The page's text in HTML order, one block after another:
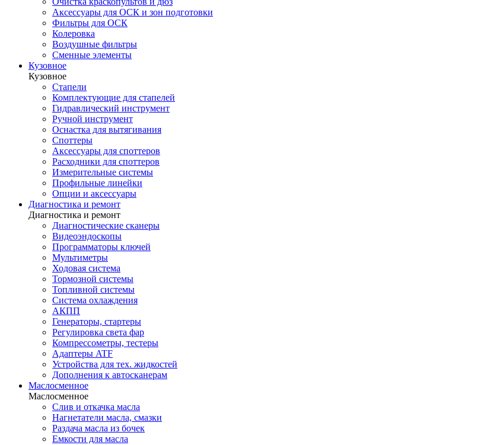
Аксессуары для ОСК и зон подготовки
Фильтры для ОСК
Колеровка
Воздушные фильтры
Сменные элементы
Кузовное
Кузовное
Стапели
Комплектующие для стапелей
Гидравлический инструмент
Ручной инструмент
Оснастка для вытягивания
Споттеры
Аксессуары для споттеров
Расходники для споттеров
Измерительные системы
Профильные линейки
Опции и аксессуары
Диагностика и ремонт
Диагностика и ремонт
Диагностические сканеры
Видеоэндоскопы
Программаторы ключей
Мультиметры
Ходовая система
Тормозной системы
Топливной системы
Система охлаждения
АКПП
Генераторы, стартеры
Регулировка света фар
Компрессометры, тестеры
Адаптеры ATF
Устройства для тех. жидкостей
Дополнения к автосканерам
Маслосменное
Маслосменное
Слив и откачка масла
Нагнетатели масла, смазки
Раздача масла из бочек
Емкости для масла